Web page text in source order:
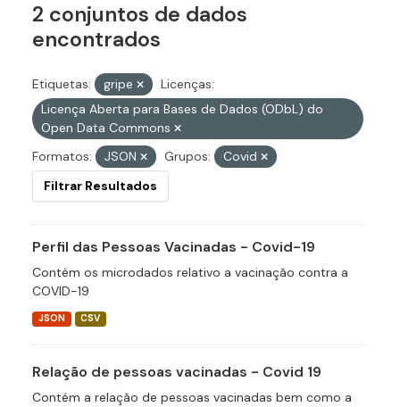
2 conjuntos de dados
encontrados
Etiquetas: gripe
Licenças:
Licença Aberta para Bases de Dados (ODbL) do
Open Data Commons
Formatos:
JSON Grupos:
Covid
Filtrar Resultados
Perfil das Pessoas Vacinadas - Covid-19
Contém os microdados relativo a vacinação contra a
COVID-19
JSON CSV
Relação de pessoas vacinadas - Covid 19
Contém a relação de pessoas vacinadas bem como a